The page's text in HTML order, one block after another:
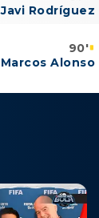
Javi Rodríguez
90'
Marcos Alonso